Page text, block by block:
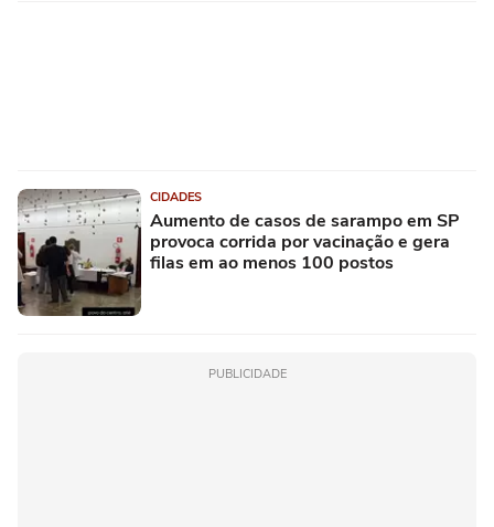
CIDADES
Aumento de casos de sarampo em SP
provoca corrida por vacinação e gera
filas em ao menos 100 postos
PUBLICIDADE